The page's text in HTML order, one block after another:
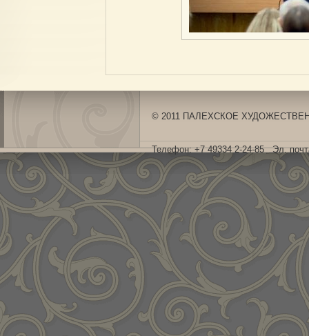
© 2011 ПАЛЕХСКОЕ
Телефон: +7 49334 2-24-85 Эл.